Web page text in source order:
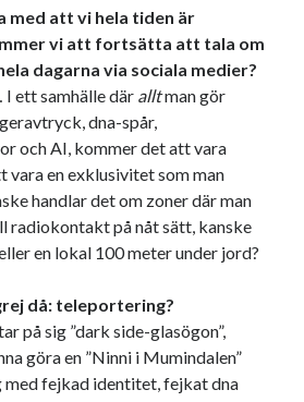
med att vi hela tiden är
vi att fortsätta att tala om
dagarna via sociala medier?
I ett samhälle där alltman gör
dna-spår,
och AI, kommer det att vara
vara en exklusivitet som man
handlar det om zoner där man
radiokontakt på nåt sätt, kanske
en lokal 100 meter under jord?
då: teleportering?
på sig ”dark side-glasögon”,
göra en ”Ninni i Mumindalen”
med fejkad identitet, fejkat dna